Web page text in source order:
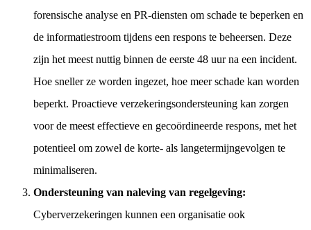
forensische analyse en PR-diensten om schade te beperken en
de informatiestroom tijdens een respons te beheersen. Deze
zijn het meest nuttig binnen de eerste 48 uur na een incident.
Hoe sneller ze worden ingezet, hoe meer schade kan worden
beperkt. Proactieve verzekeringsondersteuning kan zorgen
voor de meest effectieve en gecoördineerde respons, met het
potentieel om zowel de korte- als langetermijngevolgen te
minimaliseren.
Ondersteuning van naleving van regelgeving:
Cyberverzekeringen kunnen een organisatie ook